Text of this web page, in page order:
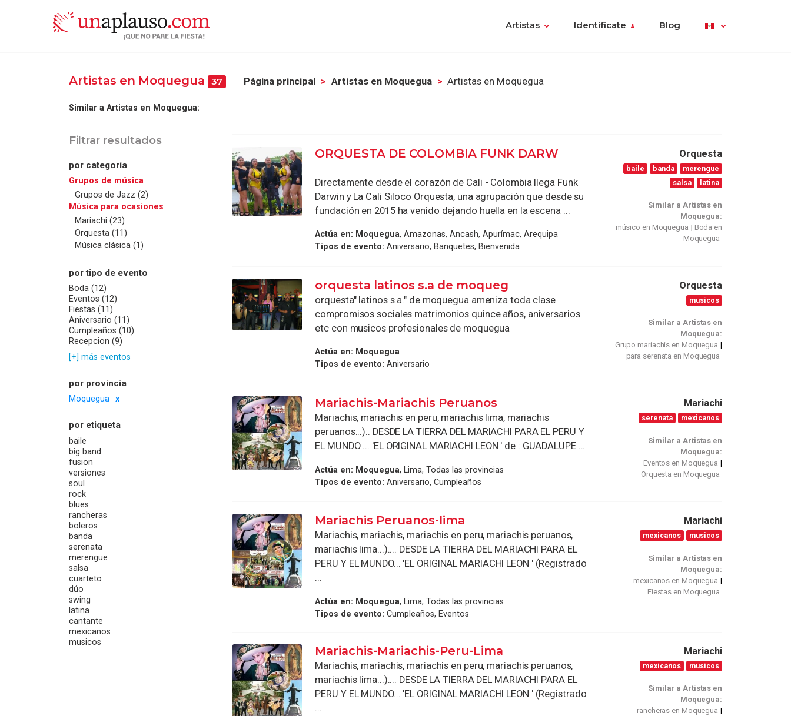
Artistas Identifícate Blog
Artistas en Moquegua 37 Página principal Artistas en Moquegua Artistas en Moquegua
Similar a Artistas en Moquegua:
Filtrar resultados
por categoría
Grupos de música
Grupos de Jazz (2)
Música para ocasiones
Mariachi (23)
Orquesta (11)
Música clásica (1)
por tipo de evento
Boda (12)
Eventos (12)
Fiestas (11)
Aniversario (11)
Cumpleaños (10)
Recepcion (9)
[+] más eventos
por provincia
Moquegua
por etiqueta
baile
big band
fusion
versiones
soul
rock
blues
rancheras
boleros
banda
serenata
merengue
salsa
cuarteto
dúo
swing
latina
cantante
mexicanos
musicos
ORQUESTA DE COLOMBIA FUNK DARW
Directamente desde el corazón de Cali - Colombia llega Funk
Darwin y La Cali Siloco Orquesta, una agrupación que desde su
fundación en 2015 ha venido dejando huella en la escena ...
Actúa en: Moquegua, Amazonas, Ancash, Apurímac, Arequipa
Tipos de evento: Aniversario, Banquetes, Bienvenida
Orquesta
baile banda
merengue
salsa
latina
Similar a Artistas en
Moquegua:
músico en Moquegua
Boda en
Moquegua
orquesta latinos s.a de moqueg
orquesta" latinos s.a." de moquegua ameniza toda clase
compromisos sociales matrimonios quince años, aniversarios
etc con musicos profesionales de moquegua
Actúa en: Moquegua
Tipos de evento: Aniversario
Orquesta
musicos
Similar a Artistas en
Moquegua:
Grupo mariachis en Moquegua
para serenata en Moquegua
Mariachis-Mariachis Peruanos
Mariachis, mariachis en peru, mariachis lima, mariachis
peruanos...).. DESDE LA TIERRA DEL MARIACHI PARA EL PERU Y
EL MUNDO ... 'EL ORIGINAL MARIACHI LEON ' de : GUADALUPE ...
Actúa en: Moquegua, Lima, Todas las provincias
Tipos de evento: Aniversario, Cumpleaños
Mariachi
serenata mexicanos
Similar a Artistas en
Moquegua:
Eventos en Moquegua
Orquesta en Moquegua
Mariachis Peruanos-lima
Mariachis, mariachis, mariachis en peru, mariachis peruanos,
mariachis lima...).... DESDE LA TIERRA DEL MARIACHI PARA EL
PERU Y EL MUNDO... 'EL ORIGINAL MARIACHI LEON ' (Registrado
...
Actúa en: Moquegua, Lima, Todas las provincias
Tipos de evento: Cumpleaños, Eventos
Mariachi
mexicanos musicos
Similar a Artistas en
Moquegua:
mexicanos en Moquegua
Fiestas en Moquegua
Mariachis-Mariachis-Peru-Lima
Mariachis, mariachis, mariachis en peru, mariachis peruanos,
mariachis lima...).... DESDE LA TIERRA DEL MARIACHI PARA EL
PERU Y EL MUNDO... 'EL ORIGINAL MARIACHI LEON ' (Registrado
...
Mariachi
mexicanos musicos
Similar a Artistas en
Moquegua:
rancheras en Moquegua